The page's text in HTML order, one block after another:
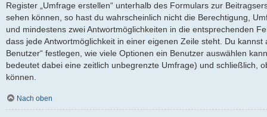
Register „Umfrage erstellen“ unterhalb des Formulars zur
sehen können, so hast du wahrscheinlich nicht die Berechtigung,
und mindestens zwei Antwortmöglichkeiten in die entsprechenden
dass jede Antwortmöglichkeit in einer eigenen Zeile steht. Du kannst
Benutzer“ festlegen, wie viele Optionen ein Benutzer auswählen
bedeutet dabei eine zeitlich unbegrenzte Umfrage) und schließlich,
können.
Nach oben